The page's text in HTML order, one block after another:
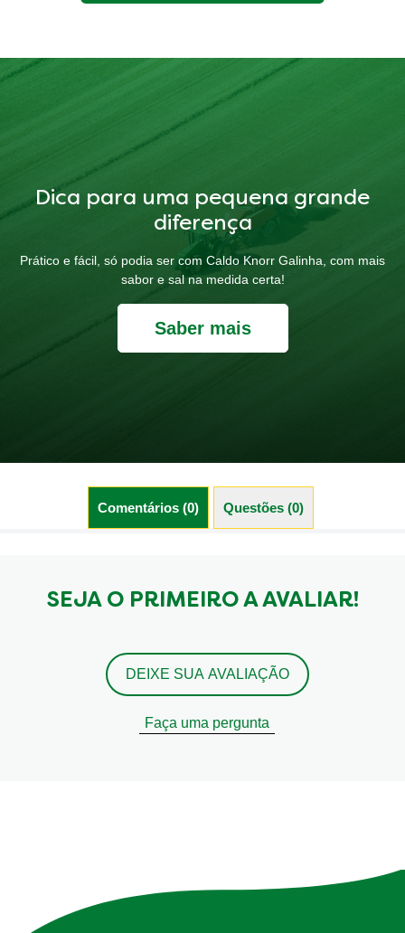
Dica para uma pequena grande
diferença
Prático e fácil, só podia ser com Caldo Knorr Galinha, com mais
sabor e sal na medida certa!
Saber mais
Comentários (0) Questões (0)
SEJA O PRIMEIRO A AVALIAR!
DEIXE SUA AVALIAÇÃO
Faça uma pergunta